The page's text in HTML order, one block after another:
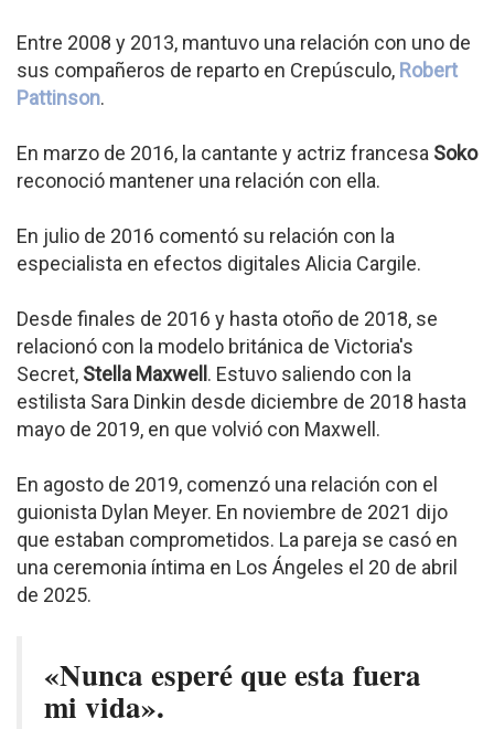
Entre 2008 y 2013, mantuvo una relación con uno de
sus compañeros de reparto en Crepúsculo, Robert
Pattinson.
En marzo de 2016, la cantante y actriz francesa Soko
reconoció mantener una relación con ella.
En julio de 2016 comentó su relación con la
especialista en efectos digitales Alicia Cargile.
Desde finales de 2016 y hasta otoño de 2018, se
relacionó con la modelo británica de Victoria's
Secret, Stella Maxwell . Estuvo saliendo con la
estilista Sara Dinkin desde diciembre de 2018 hasta
mayo de 2019, en que volvió con Maxwell.
En agosto de 2019, comenzó una relación con el
guionista Dylan Meyer. En noviembre de 2021 dijo
que estaban comprometidos. La pareja se casó en
una ceremonia íntima en Los Ángeles el 20 de abril
de 2025.
«Nunca esperé que esta fuera
mi vida».